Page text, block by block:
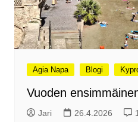
Agia Napa Blogi
Vuoden
Jari 26.4.2026 1